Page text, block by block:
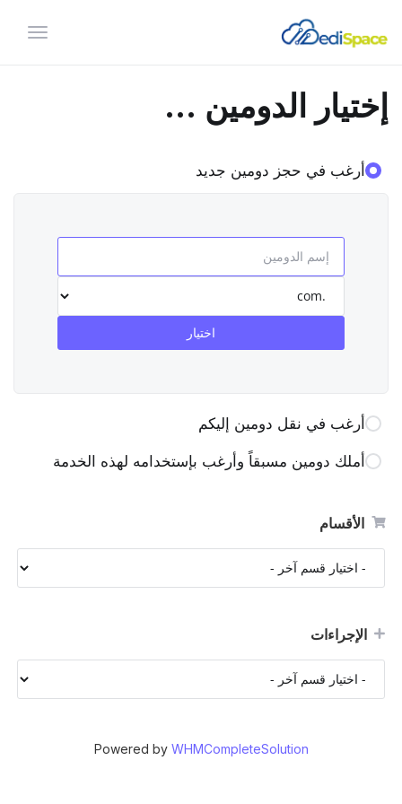
تبديل
إختيار الدومين ...
الأقسام
الإجراءات
أرغب في حجز دومين جديد
اختيار
أرغب في نقل دومين إليكم
أملك دومين مسبقاً وأرغب بإستخدامه لهذه الخدمة
Powered by WHMCompleteSolution